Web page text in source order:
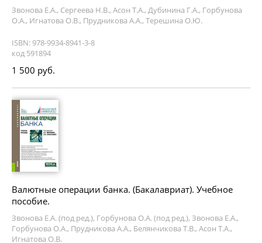
Звонова Е.А., Сергеева Н.В., Асон Т.А., Дубинина Г.А., Горбунова
О.А., Игнатова О.В., Прудникова А.А., Терешина О.Ю.
ISBN: 978-9934-8941-3-8
код 591894
1 500 руб.
Валютные операции банка. (Бакалавриат). Учебное
пособие.
Звонова Е.А. (под ред.), Горбунова О.А. (под ред.), Звонова Е.А.,
Горбунова О.А., Прудникова А.А., Белянчикова Т.В., Асон Т.А.,
Игнатова О.В.